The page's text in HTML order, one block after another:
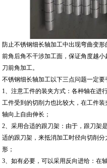
防止不锈钢细长轴加工中出现弯曲变
前角后角不干涉加工面，保证角度越
刀前角加工。
不锈钢细长轴加工以下三点问题一定要
1、注意工件的装夹方式：各种轴在进
工件受到的切削力也比较大，在工件
轴向上自由伸长；
2、采用合适的跟刀架：由于，跟刀架
适的跟刀架，来抵消加工时径向切削
形；
3、如有必要，可以采用反向进给：在